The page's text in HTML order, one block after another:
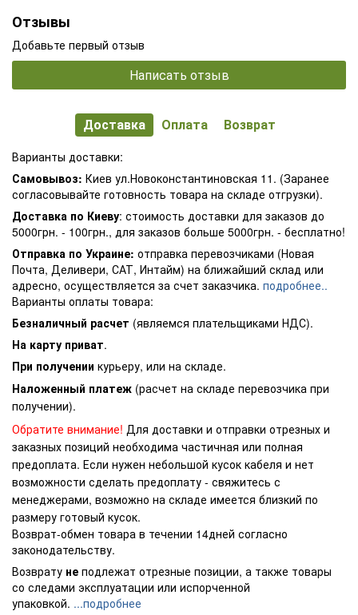
Отзывы
Добавьте первый отзыв
Написать отзыв
Доставка Оплата Возврат
Варианты доставки:
Самовывоз: Киев ул.Новоконстантиновская 11. (Заранее
согласовывайте готовность товара на складе отгрузки).
Доставка по Киеву: стоимость доставки для заказов до
5000грн. - 100грн., для заказов больше 5000грн. - бесплатно!
Отправка по Украине: отправка перевозчиками (Новая
Почта, Деливери, САТ, Интайм) на ближайший склад или
адресно, осуществляется за счет заказчика. подробнее..
Варианты оплаты товара:
Безналичный расчет (являемся плательщиками НДС).
На карту приват.
При получении курьеру, или на складе.
Наложенный платеж (расчет на складе перевозчика при
получении).
Обратите внимание! Для доставки и отправки отрезных и
заказных позиций необходима частичная или полная
предоплата. Если нужен небольшой кусок кабеля и нет
возможности сделать предоплату - свяжитесь с
менеджерами, возможно на складе имеется близкий по
размеру готовый кусок.
Возврат-обмен товара в течении 14дней согласно
законодательству.
Возврату не подлежат отрезные позиции, а также товары
со следами эксплуатации или испорченной
упаковкой. ...подробнее